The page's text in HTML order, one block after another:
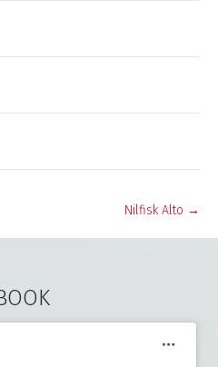
Nilfisk Alto →